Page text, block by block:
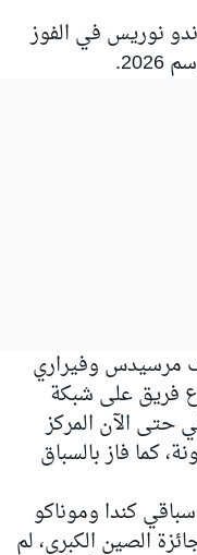
نوريس في الفوز
مرسيدس وفيراري
فريق على شبكة
حتى الآن المركز
كما فاز بالسباق
كندا وموناكو
الصين الكبرى، لم